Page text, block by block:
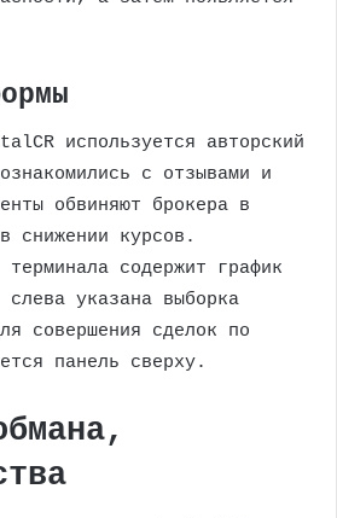
используется авторский
с отзывами и
обвиняют брокера в
снижении курсов.
терминала содержит график
указана выборка
совершения сделок по
панель сверху.